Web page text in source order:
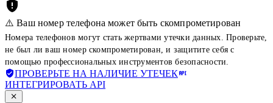
⚠️ Ваш номер телефона может быть скомпрометирован
Номера телефонов могут стать жертвами утечки данных. Проверьте,
не был ли ваш номер скомпрометирован, и защитите себя с
помощью профессиональных инструментов безопасности.
ПРОВЕРЬТЕ НА НАЛИЧИЕ УТЕЧЕК
ИНТЕГРИРОВАТЬ API